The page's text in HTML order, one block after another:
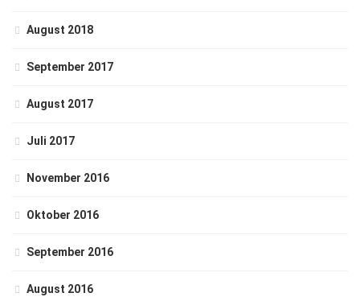
August 2018
September 2017
August 2017
Juli 2017
November 2016
Oktober 2016
September 2016
August 2016